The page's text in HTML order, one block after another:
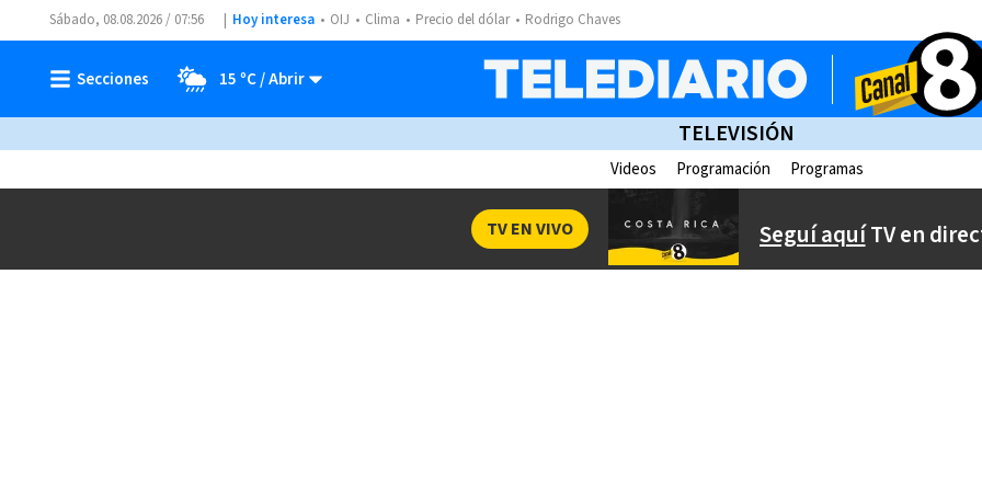
Sábado, 08.08.2026 / 07:56 Hoy interesa OIJ Clima Precio del dólar Rodrigo Chaves
15 ºC
TELEVISIÓN
Videos Programación Programas
Seguí aquíTV en
TV EN VIVO